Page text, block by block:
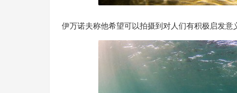
伊万诺夫称他希望可以拍摄到对人们有积极启发意